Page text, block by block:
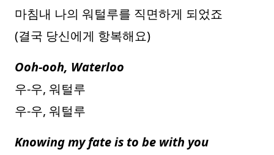
마침내 나의 워털루를 직면하게 되었죠
(결국 당신에게 항복해요)
Ooh-ooh, Waterloo
우-우, 워털루
우-우, 워털루
Knowing my fate is to be with you